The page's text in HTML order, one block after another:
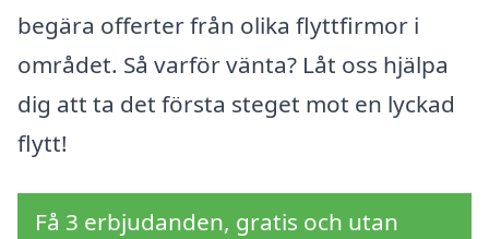
begära offerter från olika flyttfirmor i
området. Så varför vänta? Låt oss hjälpa
dig att ta det första steget mot en lyckad
flytt!
Få 3 erbjudanden, gratis och utan